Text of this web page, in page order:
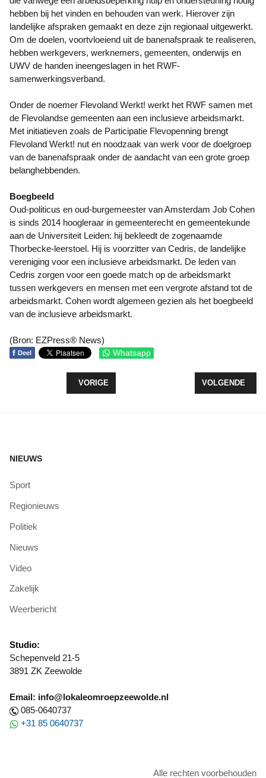
hebben bij het vinden en behouden van werk. Hierover zijn
landelijke afspraken gemaakt en deze zijn regionaal uitgewerkt.
Om de doelen, voortvloeiend uit de banenafspraak te realiseren,
hebben werkgevers, werknemers, gemeenten, onderwijs en
UWV de handen ineengeslagen in het RWF-
samenwerkingsverband.
Onder de noemer Flevoland Werkt! werkt het RWF samen met
de Flevolandse gemeenten aan een inclusieve arbeidsmarkt.
Met initiatieven zoals de Participatie Flevopenning brengt
Flevoland Werkt! nut en noodzaak van werk voor de doelgroep
van de banenafspraak onder de aandacht van een grote groep
belanghebbenden.
Boegbeeld
Oud-politicus en oud-burgemeester van Amsterdam Job Cohen
is sinds 2014 hoogleraar in gemeenterecht en gemeentekunde
aan de Universiteit Leiden: hij bekleedt de zogenaamde
Thorbecke-leerstoel. Hij is voorzitter van Cedris, de landelijke
vereniging voor een inclusieve arbeidsmarkt. De leden van
Cedris zorgen voor een goede match op de arbeidsmarkt
tussen werkgevers en mensen met een vergrote afstand tot de
arbeidsmarkt. Cohen wordt algemeen gezien als het boegbeeld
van de inclusieve arbeidsmarkt.
(Bron: EZPress® News)
f Deel Whatsapp
VORIG ARTIKEL: WOENSDAG 20 NOVEMBER;
VORIGE VOLGENDE
VOLGENDE
NIEUWS
Sport
Regionieuws
Politiek
Nieuws
Video
Zakelijk
Weerbericht
Studio:
Schepenveld 21-5
3891 ZK Zeewolde
Email: info@lokaleomroepzeewolde.nl
085-0640737
+31 85 0640737
Alle rechten voorbehouden